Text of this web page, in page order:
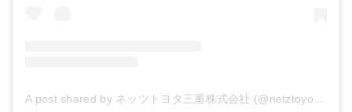
A post shared by ネッツトヨタ三重株式会社 (@netztoyotamie)